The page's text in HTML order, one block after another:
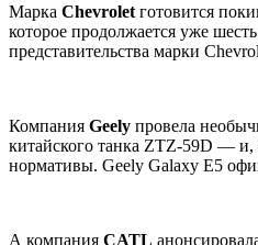
Марка Chevrolet готовится
которое продолжается уже
представительства марки
Компания Geely провела
китайского танка ZTZ-59D — и,
нормативы. Geely Galaxy E5
А компания CATL